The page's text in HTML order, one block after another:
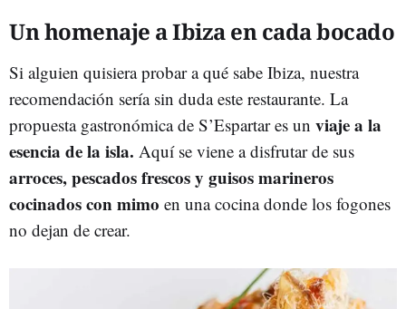
Un homenaje a Ibiza en cada bocado
Si alguien quisiera probar a qué sabe Ibiza, nuestra
recomendación sería sin duda este restaurante. La
propuesta gastronómica de S’Espartares un viaje a la
esencia de la isla. Aquí se viene a disfrutar de sus
arroces, pescados frescos y guisos marineros
cocinados con mimo en una cocina donde los fogones
no dejan de crear.